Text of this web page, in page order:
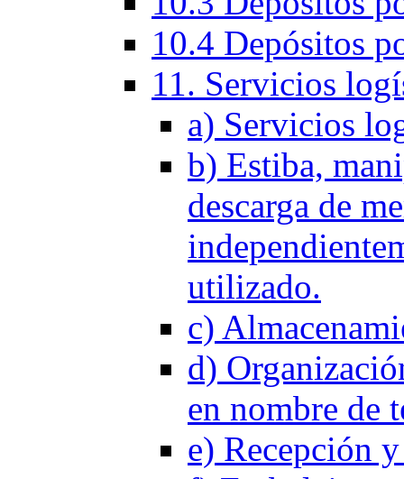
10.4 Depósitos
11. Servicios
a) Servicios
b) Estiba,
descarga de
utilizado.
c)
d)
en nombre de
e) Recepción